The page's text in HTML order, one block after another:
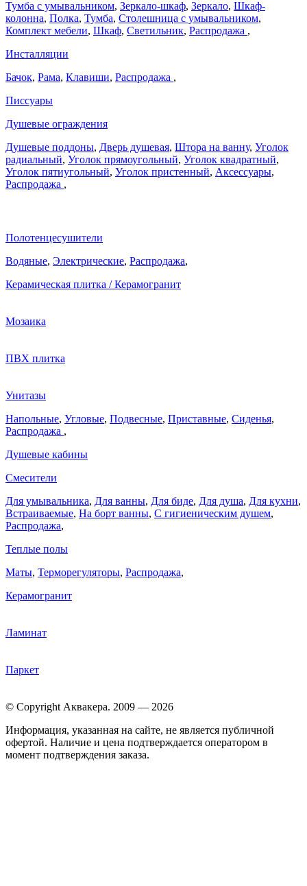
Тумба с умывальником, Зеркало-шкаф, Зеркало, Шкаф-
колонна, Полка, Тумба, Столешница с умывальником,
Комплект мебели, Шкаф, Светильник, Распродажа ,
Инсталляции
Бачок, Рама, Клавиши, Распродажа ,
Писсуары
Душевые ограждения
Душевые поддоны, Дверь душевая, Штора на ванну, Уголок
радиальный, Уголок прямоугольный, Уголок квадратный,
Уголок пятиугольный, Уголок пристенный, Аксессуары,
Распродажа ,
Полотенцесушители
Водяные, Электрические, Распродажа,
Керамическая плитка / Керамогранит
Мозаика
ПВХ плитка
Унитазы
Напольные, Угловые, Подвесные, Приставные, Сиденья,
Распродажа ,
Душевые кабины
Смесители
Для умывальника, Для ванны, Для биде, Для душа, Для кухни,
Встраиваемые, На борт ванны, C гигиеническим душем,
Распродажа,
Теплые полы
Маты, Терморегуляторы, Распродажа,
Керамогранит
Ламинат
Паркет
© Copyright Аквакера. 2009 — 2026
Информация, указанная на сайте, не является публичной
офертой. Наличие и цена подтверждается оператором в
момент подтверждения заказа.